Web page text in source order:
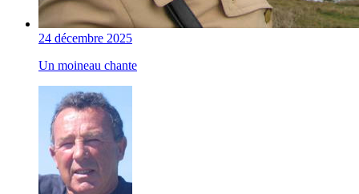
24 décembre 2025
Un moineau chante